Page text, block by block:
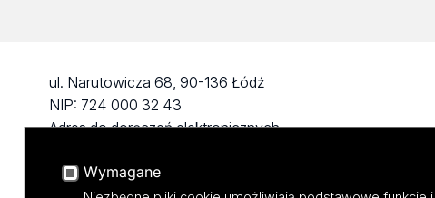
ul. Narutowicza 68, 90-136 Łódź
NIP: 724 000 32 43
Adres do doręczeń elektronicznych
KONTAKT
Wymagane